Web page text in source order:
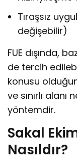
Tıraşsız
değişebilir)
FUE dışında,
de tercih
konusu
ve sınırlı
yöntemdir.
Sakal
Nasıldır?